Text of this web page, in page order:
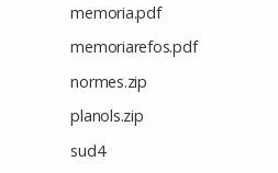
memoria.pdf
memoriarefos.pdf
normes.zip
planols.zip
sud4